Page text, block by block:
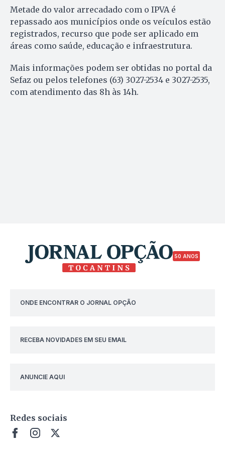
Metade do valor arrecadado com o IPVA é
repassado aos municípios onde os veículos estão
registrados, recurso que pode ser aplicado em
áreas como saúde, educação e infraestrutura.
Mais informações podem ser obtidas no portal da
Sefaz ou pelos telefones (63) 3027-2534 e 3027-2535,
com atendimento das 8h às 14h.
50 ANOS
ONDE ENCONTRAR O JORNAL OPÇÃO
RECEBA NOVIDADES EM SEU EMAIL
ANUNCIE AQUI
Redes sociais